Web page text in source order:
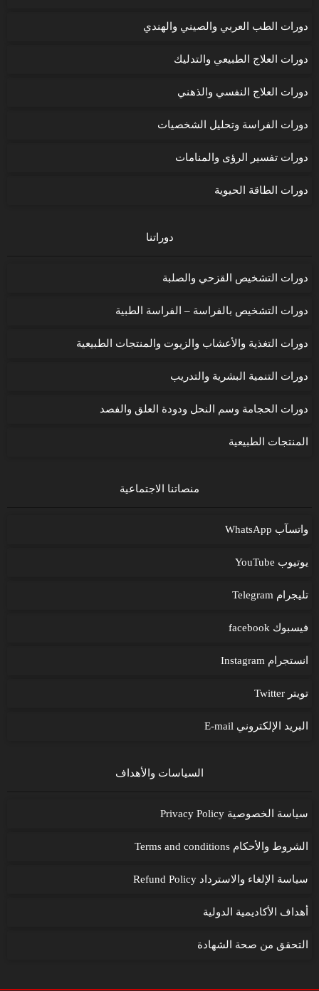
دورات الطب العربي والصيني والهندي
دورات العلاج الطبيعي والتدليك
دورات العلاج النفسي والذهني
دورات الفراسة وتحليل الشخصيات
دورات تفسير الرؤى والمنامات
دورات الطاقة الحيوية
دوراتنا
دورات التشخيص القزحي والصلبة
دورات التشخيص بالفراسة – الفراسة الطبية
دورات التغذية والأعشاب والزيوت والمنتجات الطبيعية
دورات التنمية البشرية والتدريب
دورات الحجامة وسم النحل ودودة العلق والفصد
المنتجات الطبيعية
منصاتنا الاجتماعية
واتسآب WhatsApp
يوتيوب YouTube
تليجرام Telegram
فيسبوك facebook
انستجرام Instagram
تويتر Twitter
البريد الإلكتروني E-mail
السياسات والأهداف
سياسة الخصوصية Privacy Policy
الشروط والأحكام Terms and conditions
سياسة الإلغاء والاسترداد Refund Policy
أهداف الأكاديمية الدولية
التحقق من صحة الشهادة